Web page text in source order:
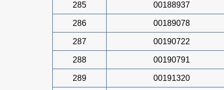
285 00188937
286 00189078
287 00190722
288 00190791
289 00191320